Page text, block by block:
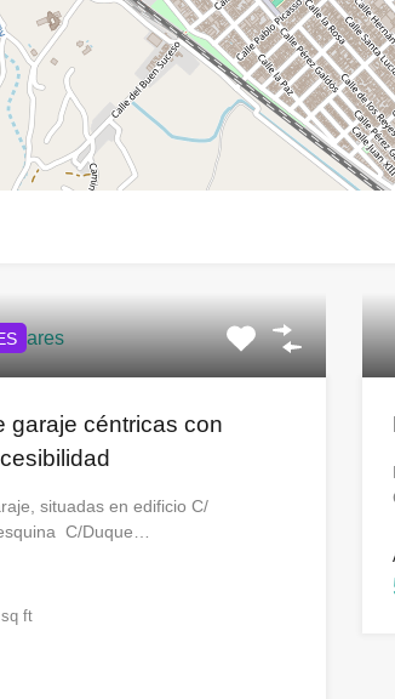
garaje céntricas con
situadas en edificio C/
C/Duque…
sq ft